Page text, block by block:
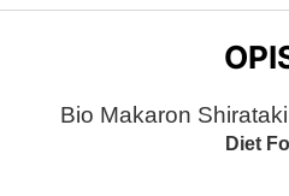
Bio Makaron
Diet